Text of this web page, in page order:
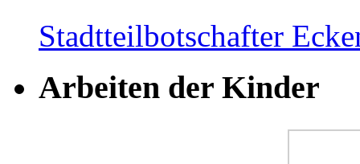
Stadtteilbotschafter
Arbeiten der Kinder